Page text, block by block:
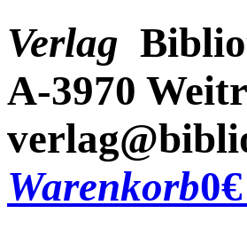
Verlag
A-3970
Warenkorb0